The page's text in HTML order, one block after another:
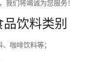
我们将竭诚为您服务！
饮料类别
咖啡饮料等；